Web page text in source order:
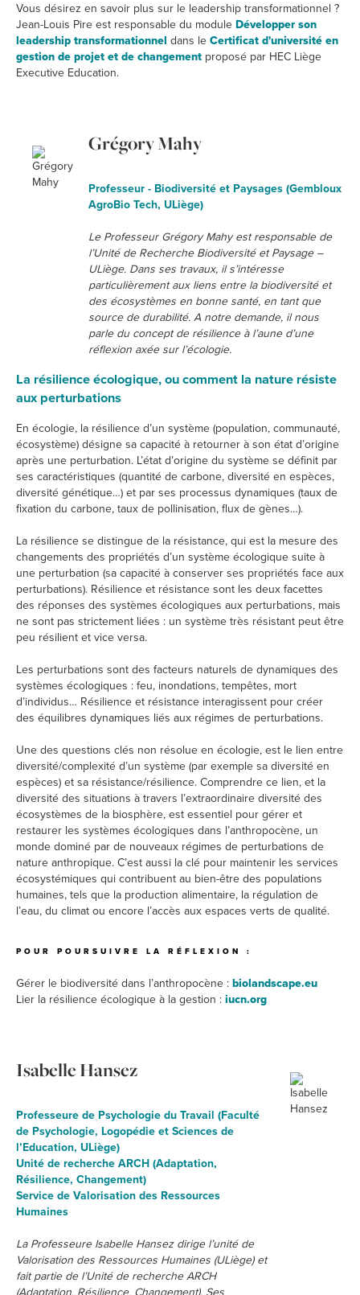
Vous désirez en savoir plus sur le leadership transformationnel ?
Jean-Louis Pire est responsable du module Développer son
leadership transformationnel dans le Certificat d'université en
gestion de projet et de changement proposé par HEC Liège
Executive Education.
Grégory Mahy
Professeur - Biodiversité et Paysages (Gembloux
AgroBio Tech, ULiège)
Le Professeur Grégory Mahy est responsable de
l’Unité de Recherche Biodiversité et Paysage –
ULiège. Dans ses travaux, il s’intéresse
particulièrement aux liens entre la biodiversité et
des écosystèmes en bonne santé, en tant que
source de durabilité. A notre demande, il nous
parle du concept de résilience à l’aune d’une
réflexion axée sur l’écologie.
La résilience écologique, ou comment la nature résiste
aux perturbations
En écologie, la résilience d’un système (population, communauté,
écosystème) désigne sa capacité à retourner à son état d’origine
après une perturbation. L’état d’origine du système se définit par
ses caractéristiques (quantité de carbone, diversité en espèces,
diversité génétique…) et par ses processus dynamiques (taux de
fixation du carbone, taux de pollinisation, flux de gènes…).
La résilience se distingue de la résistance, qui est la mesure des
changements des propriétés d’un système écologique suite à
une perturbation (sa capacité à conserver ses propriétés face aux
perturbations). Résilience et résistance sont les deux facettes
des réponses des systèmes écologiques aux perturbations, mais
ne sont pas strictement liées : un système très résistant peut être
peu résilient et vice versa.
Les perturbations sont des facteurs naturels de dynamiques des
systèmes écologiques : feu, inondations, tempêtes, mort
d’individus… Résilience et résistance interagissent pour créer
des équilibres dynamiques liés aux régimes de perturbations.
Une des questions clés non résolue en écologie, est le lien entre
diversité/complexité d’un système (par exemple sa diversité en
espèces) et sa résistance/résilience. Comprendre ce lien, et la
diversité des situations à travers l’extraordinaire diversité des
écosystèmes de la biosphère, est essentiel pour gérer et
restaurer les systèmes écologiques dans l’anthropocène, un
monde dominé par de nouveaux régimes de perturbations de
nature anthropique. C’est aussi la clé pour maintenir les services
écosystémiques qui contribuent au bien-être des populations
humaines, tels que la production alimentaire, la régulation de
l’eau, du climat ou encore l’accès aux espaces verts de qualité.
POUR POURSUIVRE LA RÉFLEXION :
Gérer le biodiversité dans l’anthropocène : biolandscape.eu
Lier la résilience écologique à la gestion : iucn.org
Isabelle Hansez
Professeure de Psychologie du Travail (Faculté
de Psychologie, Logopédie et Sciences de
l’Education, ULiège)
Unité de recherche ARCH (Adaptation,
Résilience, Changement)
Service de Valorisation des Ressources
Humaines
La Professeure Isabelle Hansez dirige l’unité de
Valorisation des Ressources Humaines (ULiège) et
fait partie de l’Unité de recherche ARCH